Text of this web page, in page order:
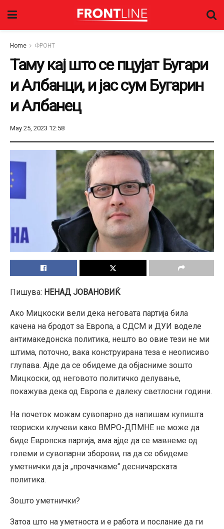
Home ФРОНТ
Таму кај што се пцујат Бугари
и Албанци, и јас сум Бугарин
и Албанец
May 25, 2023 12:58
Пишува: НЕНАД ЈОВАНОВИЌ
Aко Мицкоски вели дека неговата партија била
качена на бродот за Европа, а СДСМ и ДУИ воделе
антимакедонска политика, нешто во овие тези не ми
штима, поточно, вака конструирана теза е неописиво
глупава. Ајде да се обидеме да објасниме зошто
Мицкоски, од неговото политичко делување,
покажува дека од Европа е далеку светлосни години.
На почеток можам сувопарно да напишам купишта
теориски клучеви како ВМРО-ДПМНЕ не може да
биде Европска партија, ама ајде да се мавнеме од
големи и сувопарни зборови, па да се обидеме
уметнички да ја „прочачкаме“ десничарската
политика.
Зошто уметнички?
Затоа што на уметноста и е работа и послание да ги